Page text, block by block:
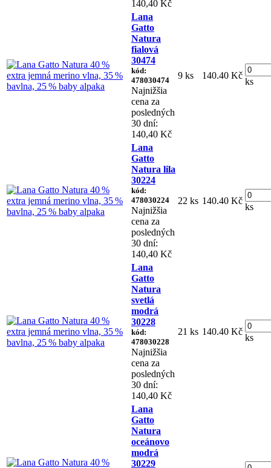
140,40 Kč
Lana
Gatto
Natura
fialová
30474
kód:
478030474
Najnižšia
cena za
posledných
30 dní:
140,40 Kč
9 ks 140.40 Kč
ks
Lana
Gatto
Natura lila
30224
kód:
478030224
Najnižšia
cena za
posledných
30 dní:
140,40 Kč
22 ks 140.40 Kč
ks
Lana
Gatto
Natura
svetlá
modrá
30228
kód:
478030228
Najnižšia
cena za
posledných
30 dní:
140,40 Kč
21 ks 140.40 Kč
ks
Lana
Gatto
Natura
oceánovo
modrá
30229